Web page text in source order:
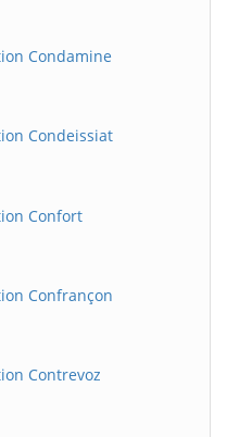
Condamine
Condeissiat
Confort
Confrançon
Contrevoz